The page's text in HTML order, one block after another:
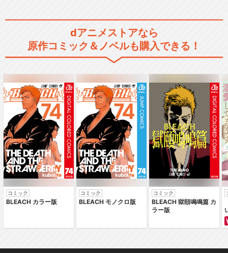
ミュージカル「スタミュ」
ミュージカル「スタミュ」-2
ndシーズン-
新ミュージカル「スタミュ」
スピンオフ tea…
dアニメストアなら
原作コミック＆ノベルも購入できる！
コミック
BLEACH カラー版
コミック
BLEACH モノクロ版
コミック
BLEACH 獄頤鳴鳴篇 カ
ラー版